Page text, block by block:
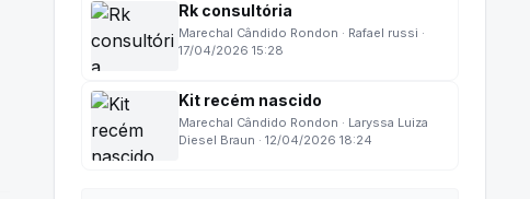
Rk consultória
Marechal Cândido Rondon · Rafael russi ·
17/04/2026 15:28
Kit recém nascido
Marechal Cândido Rondon · Laryssa Luiza
Diesel Braun · 12/04/2026 18:24